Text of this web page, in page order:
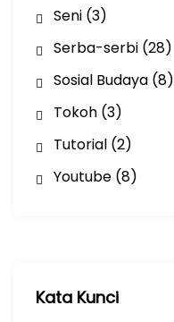
Seni(3)
Serba-serbi(28)
Sosial Budaya(8)
Tokoh(3)
Tutorial(2)
Youtube(8)
Kata Kunci